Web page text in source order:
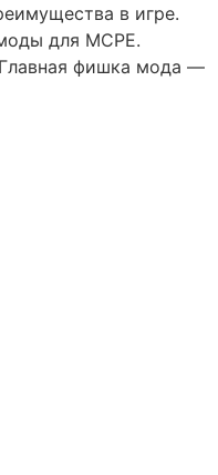
в игре.
для MCPE.
фишка мода —